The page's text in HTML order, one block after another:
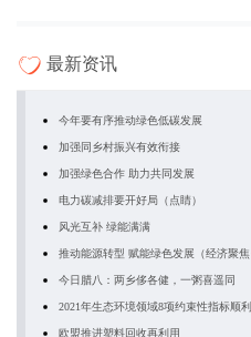
最新资讯
今年要有序推动绿色低碳发展
加强同乡村振兴有效衔接
加强绿色合作 助力共同发展
电力碳减排要开好局（点睛）
风光互补 绿能满满
推动能源转型 赋能绿色发展（经济聚焦
今日腊八：两乡侈各健，一粥喜遥同
2021年生态环境领域8项约束性指标顺
欧盟推进塑料回收再利用